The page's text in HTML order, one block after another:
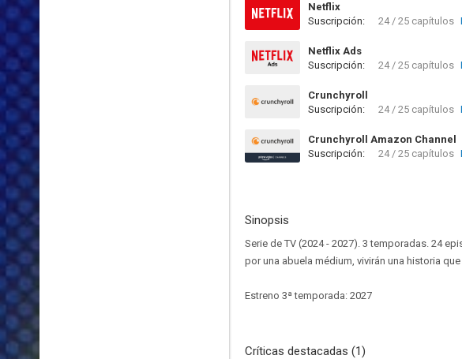
Netflix
Suscripción:
24 / 25 capítulos
Netflix Ads
Suscripción:
24 / 25 capítulos
Crunchyroll
Suscripción:
24 / 25 capítulos
Crunchyroll Amazon Channel
Suscripción:
24 / 25 capítulos
Sinopsis
Serie de TV (2024 - 2027). 3 temporadas. 24
por una abuela médium, vivirán una historia
Estreno 3ª temporada: 2027
Críticas destacadas (1)